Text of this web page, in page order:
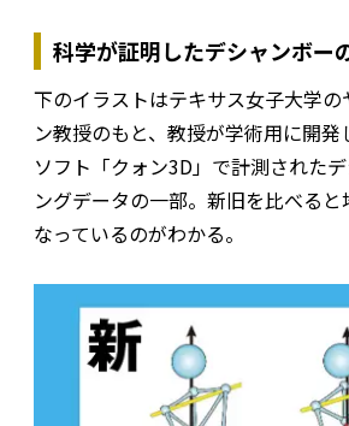
科学が証明したデシャンボー
下のイラストはテキサス女子大学の
ン教授のもと、教授が学術用に開
ソフト「クォン3D」で計測された
ングデータの一部。新旧を比べると
なっているのがわかる。